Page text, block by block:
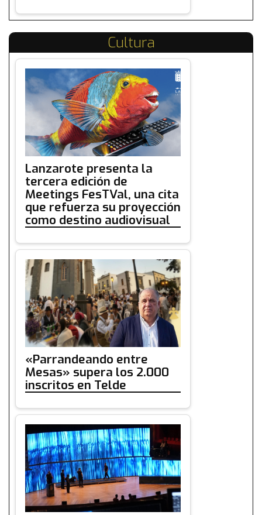
Cultura
Lanzarote presenta la
tercera edición de
Meetings FesTVal, una cita
que refuerza su proyección
como destino audiovisual
«Parrandeando entre
Mesas» supera los 2.000
inscritos en Telde